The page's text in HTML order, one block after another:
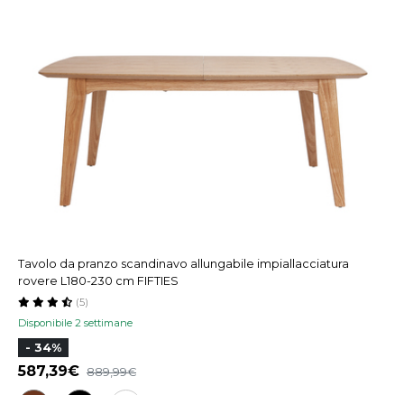
Tavolo da pranzo scandinavo allungabile impiallacciatura
rovere L180-230 cm FIFTIES
Disponibile 2 settimane
(5)
- 34%
587,39 889,99